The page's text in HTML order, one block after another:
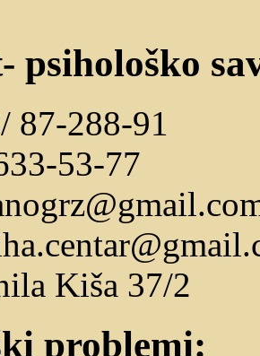
psihološko
87-288-91
53-77
Kiša 37/2
problemi: